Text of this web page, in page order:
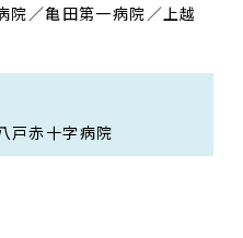
院／亀田第一病院／上越
戸赤十字病院